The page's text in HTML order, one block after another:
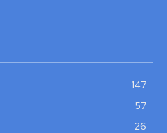
147
57
26